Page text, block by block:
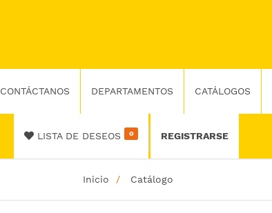
CONTÁCTANOS DEPARTAMENTOS CATÁLOGOS
LISTA DE DESEOS 0 REGISTRARSE
Inicio Catálogo